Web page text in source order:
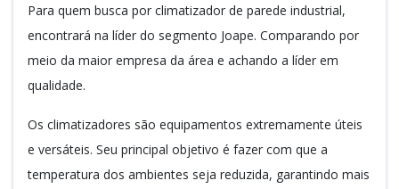
Para quem busca por climatizador de parede industrial,
encontrará na líder do segmento Joape. Comparando por
meio da maior empresa da área e achando a líder em
qualidade.
Os climatizadores são equipamentos extremamente úteis
e versáteis. Seu principal objetivo é fazer com que a
temperatura dos ambientes seja reduzida, garantindo mais